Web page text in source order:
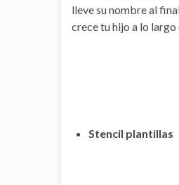
lleve su nombre al
crece tu hijo a lo largo
Stencil plantillas